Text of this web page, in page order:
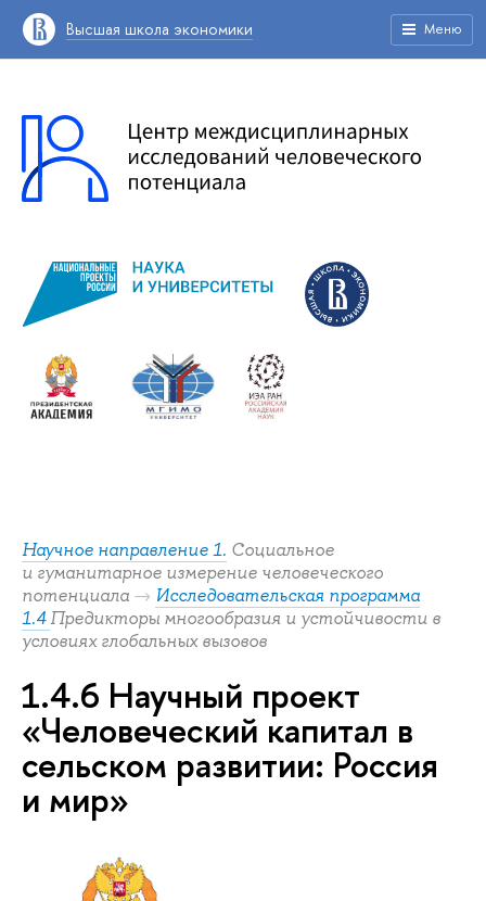
Высшая школа экономики Меню
Научное направление 1. Социальное
и гуманитарное измерение человеческого
потенциала → Исследовательская программа
1.4Предикторы многообразия и устойчивости в
условиях глобальных вызовов
1.4.6 Научный проект
«Человеческий капитал в
сельском развитии: Россия
и мир»